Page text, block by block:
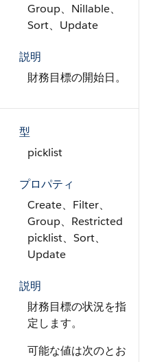
Group、Nillable、
Sort、Update
説明
財務目標の開始日。
型
picklist
プロパティ
Create、Filter、
Group、Restricted
picklist、Sort、
Update
説明
財務目標の状況を指
定します。
可能な値は次のとお